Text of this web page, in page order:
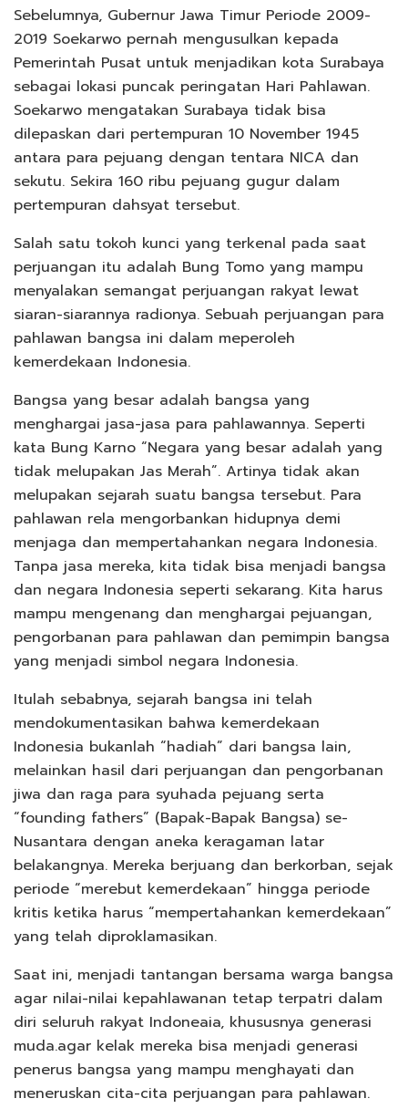
Sebelumnya, Gubernur Jawa Timur Periode 2009-
2019 Soekarwo pernah mengusulkan kepada
Pemerintah Pusat untuk menjadikan kota Surabaya
sebagai lokasi puncak peringatan Hari Pahlawan.
Soekarwo mengatakan Surabaya tidak bisa
dilepaskan dari pertempuran 10 November 1945
antara para pejuang dengan tentara NICA dan
sekutu. Sekira 160 ribu pejuang gugur dalam
pertempuran dahsyat tersebut.
Salah satu tokoh kunci yang terkenal pada saat
perjuangan itu adalah Bung Tomo yang mampu
menyalakan semangat perjuangan rakyat lewat
siaran-siarannya radionya. Sebuah perjuangan para
pahlawan bangsa ini dalam meperoleh
kemerdekaan Indonesia.
Bangsa yang besar adalah bangsa yang
menghargai jasa-jasa para pahlawannya. Seperti
kata Bung Karno “Negara yang besar adalah yang
tidak melupakan Jas Merah”. Artinya tidak akan
melupakan sejarah suatu bangsa tersebut. Para
pahlawan rela mengorbankan hidupnya demi
menjaga dan mempertahankan negara Indonesia.
Tanpa jasa mereka, kita tidak bisa menjadi bangsa
dan negara Indonesia seperti sekarang. Kita harus
mampu mengenang dan menghargai pejuangan,
pengorbanan para pahlawan dan pemimpin bangsa
yang menjadi simbol negara Indonesia.
Itulah sebabnya, sejarah bangsa ini telah
mendokumentasikan bahwa kemerdekaan
Indonesia bukanlah “hadiah” dari bangsa lain,
melainkan hasil dari perjuangan dan pengorbanan
jiwa dan raga para syuhada pejuang serta
“founding fathers” (Bapak-Bapak Bangsa) se-
Nusantara dengan aneka keragaman latar
belakangnya. Mereka berjuang dan berkorban, sejak
periode “merebut kemerdekaan” hingga periode
kritis ketika harus “mempertahankan kemerdekaan”
yang telah diproklamasikan.
Saat ini, menjadi tantangan bersama warga bangsa
agar nilai-nilai kepahlawanan tetap terpatri dalam
diri seluruh rakyat Indoneaia, khususnya generasi
muda.agar kelak mereka bisa menjadi generasi
penerus bangsa yang mampu menghayati dan
meneruskan cita-cita perjuangan para pahlawan.